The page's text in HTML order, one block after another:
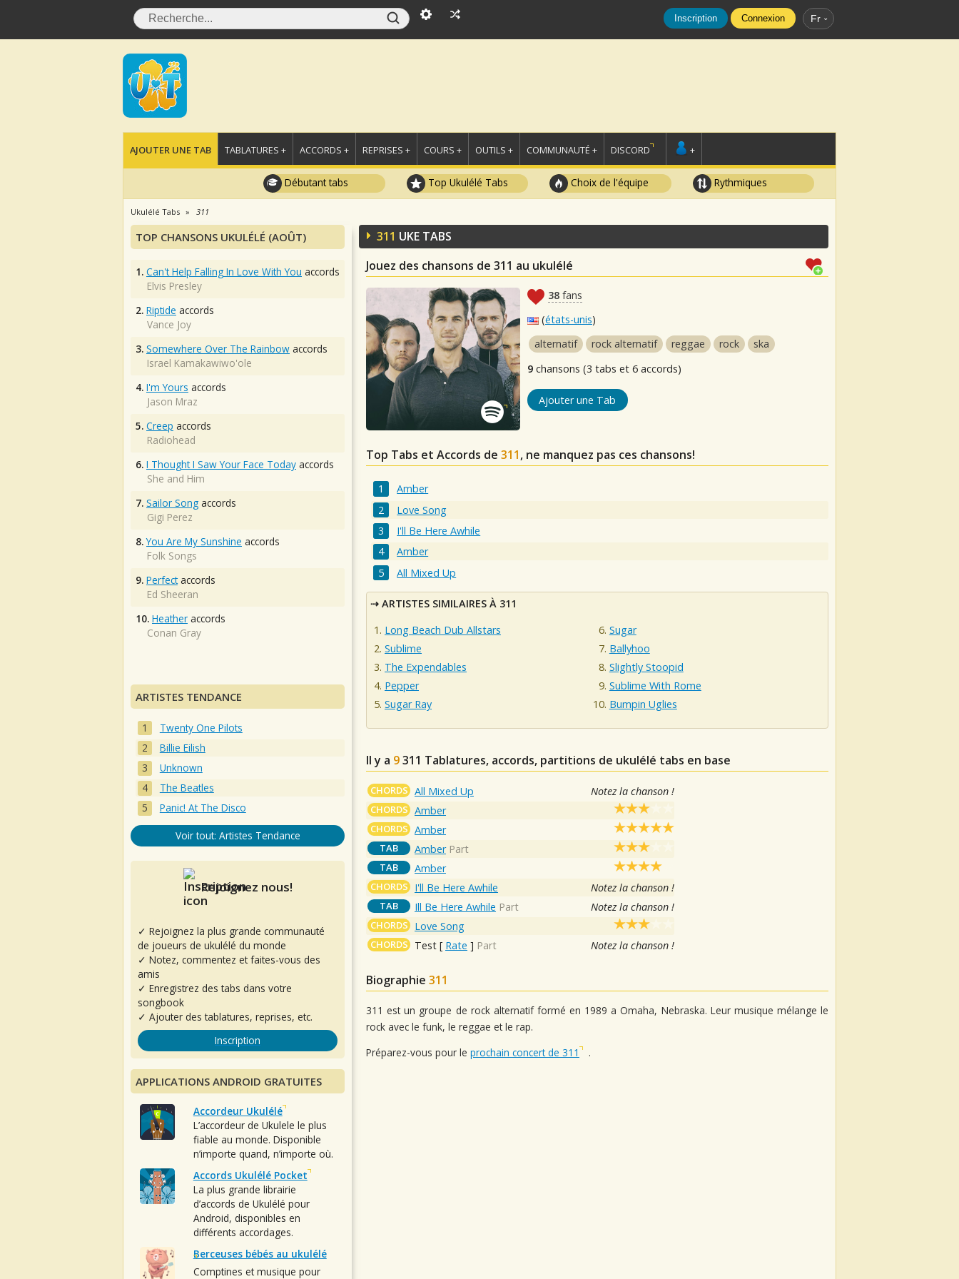
Inscription Connexion Fr
AJOUTER UNE TAB TABLATURES + ACCORDS + REPRISES + COURS + OUTILS + COMMUNAUTÉ + DISCORD +
Débutant tabs Top Ukulélé Tabs Choix de l'équipe Rythmiques
Ukulélé Tabs 311
311 UKE TABS
Jouez des chansons de 311 au ukulélé
38 fans
(états-unis)
alternatif
rock alternatif reggae rock
ska
9 chansons (3 tabs et 6 accords)
Ajouter une Tab
Top Tabs et Accords de 311, ne manquez pas ces chansons!
Amber
Love Song
I'll Be Here Awhile
Amber
All Mixed Up
ARTISTES SIMILAIRES À 311
Long Beach Dub Allstars
Sublime
The Expendables
Pepper
Sugar Ray
Sugar
Ballyhoo
Slightly Stoopid
Sublime With Rome
Bumpin Uglies
Il y a 9311 Tablatures, accords, partitions de ukulélé tabs en base
CHORDS All Mixed Up Notez la chanson !
CHORDS Amber
CHORDS Amber
TAB Amber Part
TAB Amber
CHORDS I'll Be Here Awhile Notez la chanson !
TAB Ill Be Here Awhile Part Notez la chanson !
CHORDS Love Song
CHORDS Test [ Rate ] Part Notez la chanson !
Biographie 311
311 est un groupe de rock alternatif formé en 1989 a Omaha, Nebraska. Leur musique mélange le
rock avec le funk, le reggae et le rap.
Préparez-vous pour le prochain concert de 311 .
TOP CHANSONS UKULÉLÉ (AOÛT)
1. Can't Help Falling In Love With You accords
Elvis Presley
2. Riptide accords
Vance Joy
3. Somewhere Over The Rainbow accords
Israel Kamakawiwo'ole
4. I'm Yours accords
Jason Mraz
5. Creep accords
Radiohead
6. I Thought I Saw Your Face Today accords
She and Him
7. Sailor Song accords
Gigi Perez
8. You Are My Sunshine accords
Folk Songs
9. Perfectaccords
Ed Sheeran
10. Heather accords
Conan Gray
ARTISTES TENDANCE
Twenty One Pilots
Billie Eilish
Unknown
The Beatles
Panic! At The Disco
Voir tout: Artistes Tendance
Rejoignez nous!
✓ Rejoignez la plus grande communauté
de joueurs de ukulélé du monde
✓ Notez, commentez et faites-vous des
amis
✓ Enregistrez des tabs dans votre
songbook
✓ Ajouter des tablatures, reprises, etc.
Inscription
APPLICATIONS ANDROID GRATUITES
Accordeur Ukulélé
L’accordeur de Ukulele le plus
fiable au monde. Disponible
n’importe quand, n’importe où.
Accords Ukulélé Pocket
La plus grande librairie
d’accords de Ukulélé pour
Android, disponibles en
différents accordages.
Berceuses bébés au ukulélé
Comptines et musique pour